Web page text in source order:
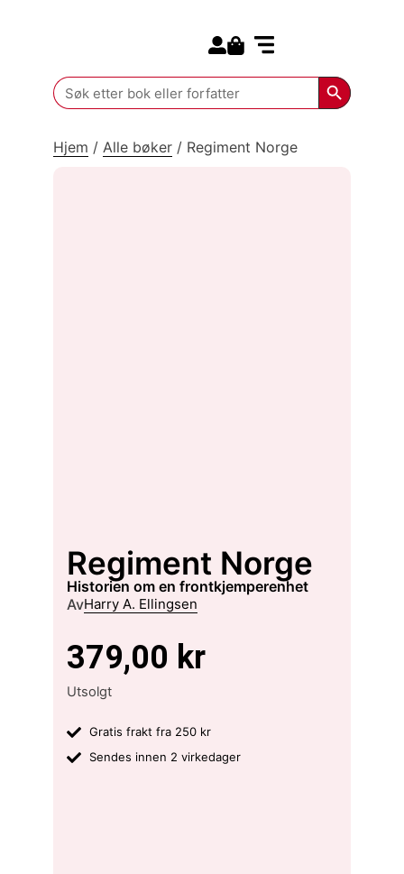
Search
for:
Search
Hjem / Alle bøker / Regiment Norge
Regiment Norge
historien om en frontkjemperenhet
AvHarry A. Ellingsen
379,00 kr
Utsolgt
Gratis frakt fra 250 kr
Sendes innen 2 virkedager